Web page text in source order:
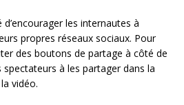
les internautes à
propres réseaux sociaux. Pour
des boutons de partage à côté de
à les partager dans la
vidéo.